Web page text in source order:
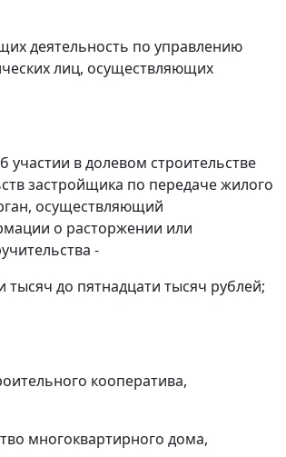
деятельность по управлению
лиц, осуществляющих
в долевом строительстве
застройщика по передаче жилого
осуществляющий
о расторжении или
-
до пятнадцати тысяч рублей;
кооператива,
многоквартирного дома,